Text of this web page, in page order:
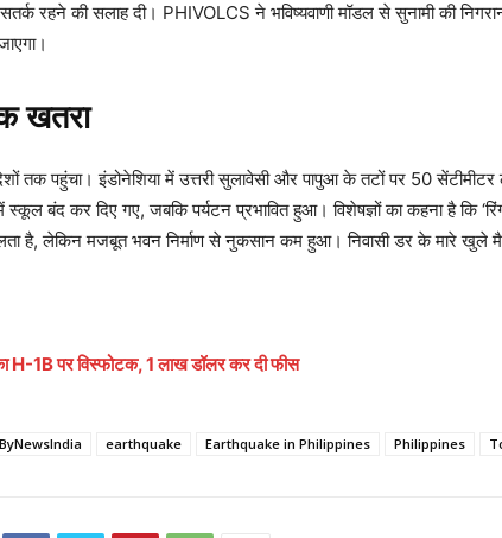
सतर्क रहने की सलाह दी। PHIVOLCS ने भविष्यवाणी मॉडल से सुनामी की
खतरा
तक पहुंचा। इंडोनेशिया में उत्तरी सुलावेसी और पापुआ के तटों पर 50 सेंटीमीटर
स्कूल बंद कर दिए गए, जबकि पर्यटन प्रभावित हुआ। विशेषज्ञों का कहना है कि
है, लेकिन मजबूत भवन निर्माण से नुकसान कम हुआ। निवासी डर के मारे खुले
H-1B पर विस्फोटक, 1 लाख डॉलर कर दी फीस
ByNewsIndia earthquake Earthquake in Philippines Philippines